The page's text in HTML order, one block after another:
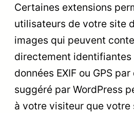
Certaines extensions
utilisateurs de votre site
images qui peuvent
directement identifiantes
données EXIF ou GPS
suggéré par WordPress
à votre visiteur que